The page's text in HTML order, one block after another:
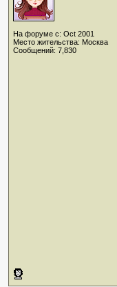
На форуме с: Oct 2001
Место жительства: Москва
Сообщений: 7,830